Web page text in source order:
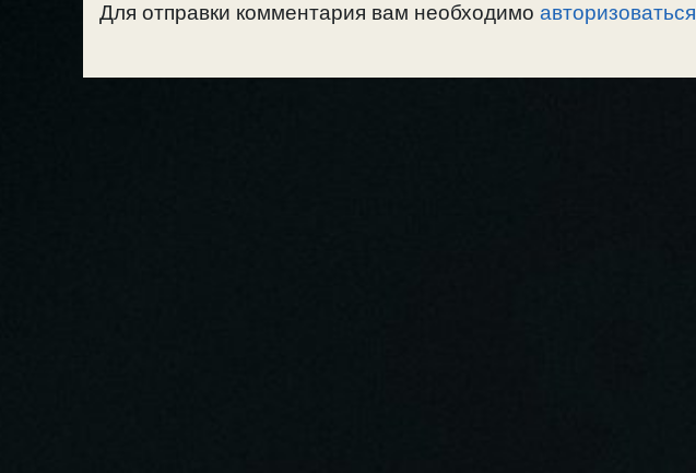
Для отправки комментария вам необходимо авторизоваться